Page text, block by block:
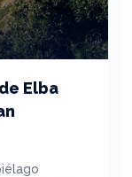
Elba